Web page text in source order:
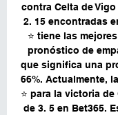
contra Celta de
2. 15 encontradas
⭐ tiene las
pronóstico de
que significa una
66%. Actualmente,
⭐ para la victoria
de 3. 5 en Bet365.